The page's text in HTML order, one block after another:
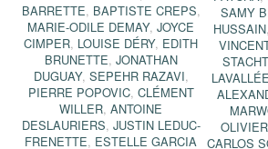
BARRETTE, BAPTISTE CREPS,
MARIE-ODILE DEMAY,JOYCE
CIMPER, LOUISE DÉRY, EDITH
BRUNETTE, JONATHAN
DUGUAY, SEPEHR RAZAVI,
PIERRE POPOVIC, CLÉMENT
WILLER,ANTOINE
DESLAURIERS, JUSTIN LEDUC-
FRENETTE, ESTELLE GARCIA
SAMY
HUSSAIN,
LAVALLÉE
OLIVIER
CARLOS